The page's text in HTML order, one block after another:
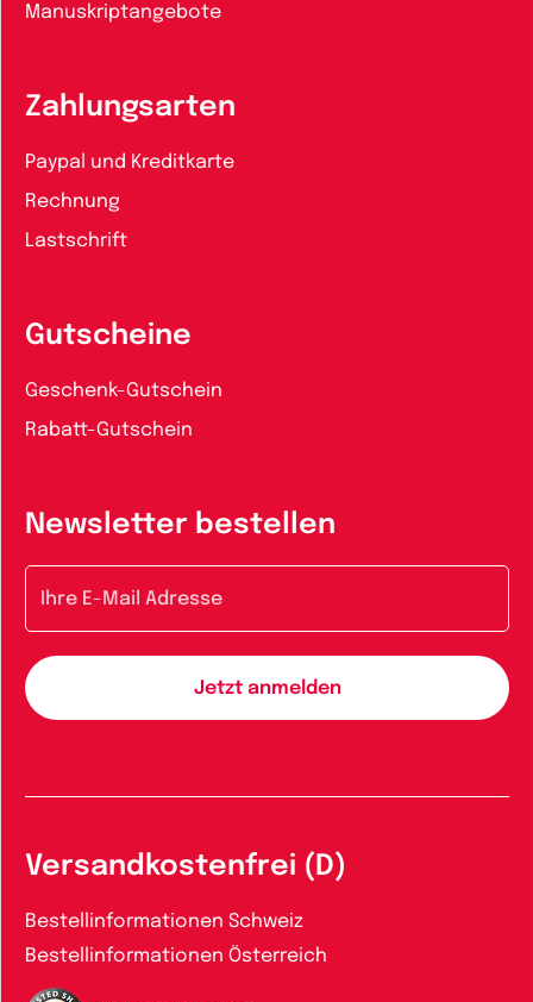
Manuskriptangebote
Zahlungsarten
Paypal und Kreditkarte
Rechnung
Lastschrift
Gutscheine
Geschenk-Gutschein
Rabatt-Gutschein
Newsletter bestellen
Versandkostenfrei (D)
Bestellinformationen Schweiz
Bestellinformationen Österreich